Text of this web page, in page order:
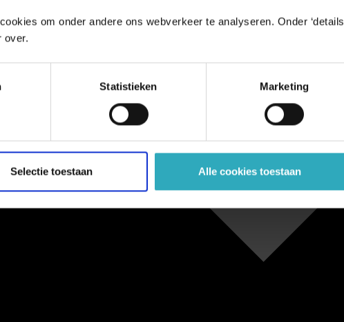
om onder andere ons webverkeer te analyseren. Onder ‘details
over.
Statistieken Marketing
Selectie toestaan Alle cookies toestaan